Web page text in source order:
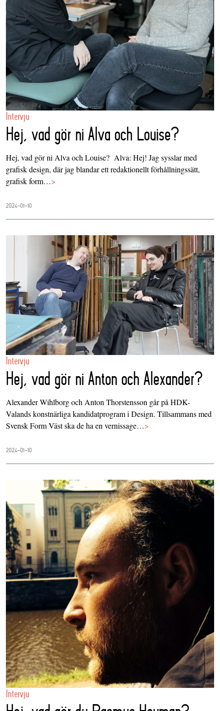
Intervju
Hej, vad gör ni Alva och Louise?
Hej, vad gör ni Alva och Louise? Alva: Hej! Jag sysslar med
grafisk design, där jag blandar ett redaktionellt förhållningssätt,
grafisk form…>
2024-01-10
Intervju
Hej, vad gör ni Anton och Alexander?
Alexander Wihlborg och Anton Thorstensson går på HDK-
Valands konstnärliga kandidatprogram i Design. Tillsammans med
Svensk Form Väst ska de ha en vernissage…>
2024-01-10
Intervju